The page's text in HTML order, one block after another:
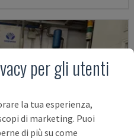
per gli utenti
la tua esperienza,
di marketing. Puoi
di più su come